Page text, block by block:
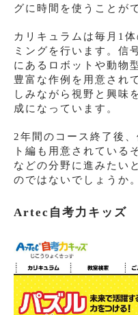
グに時間を使うことが
カリキュラムは毎月1
ミングを行います。信
にあるロボットや動物
豊富な作例を用意され
しみながら視野と興味
成になっています。
2年間のコース終了後
ト編も用意されている
などの分野に進みたい
のではないでしょうか。
Artec自考力キッズ